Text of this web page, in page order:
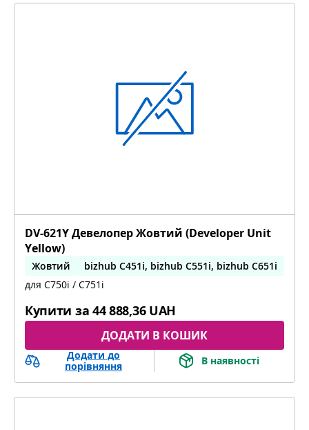
DV-621Y Девелопер Жовтий (Developer Unit
Yellow)
Жовтий
bizhub C451i, bizhub C551i, bizhub C651i
для C750i / C751i
Купити за 44 888,36 UAH
ДОДАТИ В КОШИК
Додати до
порівняння
В наявності